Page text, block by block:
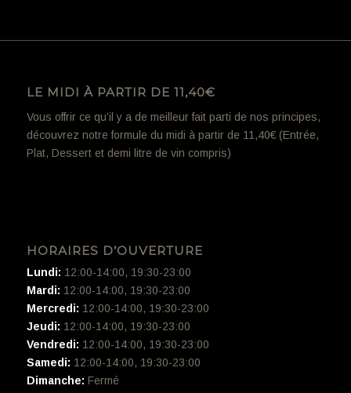
LE MIDI À PARTIR DE 11,40€
Vous offrir ce qu’il y a de meilleur fait parti de nos principes,
découvrez notre formule du midi à partir de 11,40€ (Entrée,
Plat, Dessert et demi litre de vin compris)
HORAIRES D’OUVERTURE
Lundi: 12:00-14:00, 19:30-23:00
Mardi: 12:00-14:00, 19:30-23:00
Mercredi: 12:00-14:00, 19:30-23:00
Jeudi: 12:00-14:00, 19:30-23:00
Vendredi: 12:00-14:00, 19:30-23:00
Samedi: 12:00-14:00, 19:30-23:00
Dimanche: Fermé